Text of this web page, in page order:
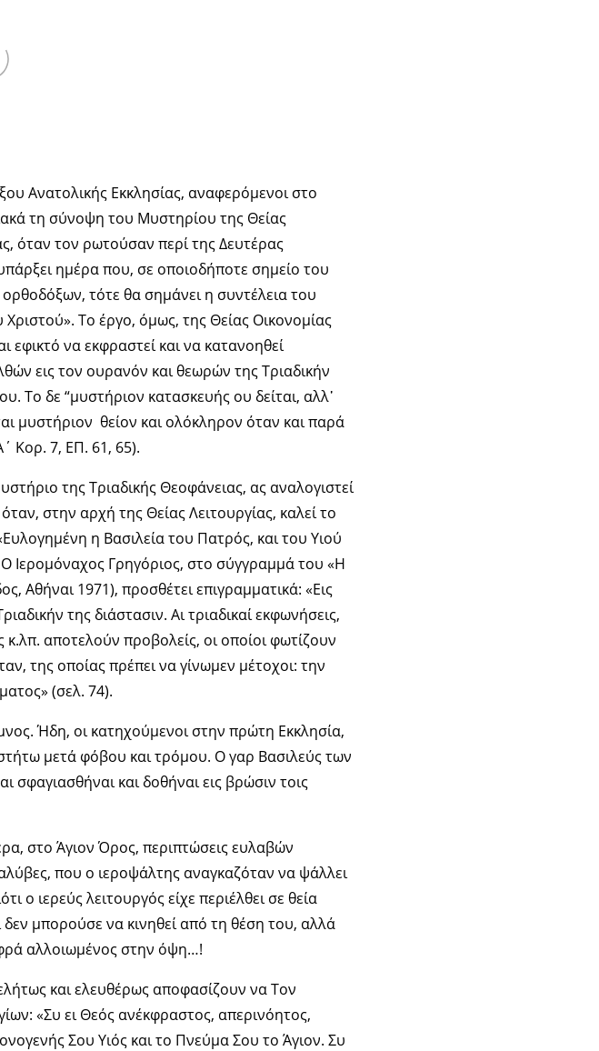
Ανατολικής Εκκλησίας, αναφερόμενοι στο
τη σύνοψη του Μυστηρίου της Θείας
όταν τον ρωτούσαν περί της Δευτέρας
ημέρα που, σε οποιοδήποτε σημείο του
τότε θα σημάνει η συντέλεια του
Το έργο, όμως, της Θείας Οικονομίας
εφικτό να εκφραστεί και να κατανοηθεί
εις τον ουρανόν και θεωρών της Τριαδικήν
Το δε “μυστήριον κατασκευής ου δείται, αλλ᾿
μυστήριον θείον και ολόκληρον όταν και παρά
Κορ. 7, ΕΠ. 61, 65).
της Τριαδικής Θεοφάνειας, ας αναλογιστεί
στην αρχή της Θείας Λειτουργίας, καλεί το
η Βασιλεία του Πατρός, και του Υιού
Ιερομόναχος Γρηγόριος, στο σύγγραμμά του «Η
Αθήναι 1971), προσθέτει επιγραμματικά: «Εις
της διάστασιν. Αι τριαδικαί εκφωνήσεις,
κ.λπ. αποτελούν προβολείς, οι οποίοι φωτίζουν
της οποίας πρέπει να γίνωμεν μέτοχοι: την
(σελ. 74).
Ήδη, οι κατηχούμενοι στην πρώτη Εκκλησία,
μετά φόβου και τρόμου. Ο γαρ Βασιλεύς των
σφαγιασθήναι και δοθήναι εις βρώσιν τοις
στο Άγιον Όρος, περιπτώσεις ευλαβών
που ο ιεροψάλτης αναγκαζόταν να ψάλλει
ο ιερεύς λειτουργός είχε περιέλθει σε θεία
μπορούσε να κινηθεί από τη θέση του, αλλά
αλλοιωμένος στην όψη…!
και ελευθέρως αποφασίζουν να Τον
«Συ ει Θεός ανέκφραστος, απερινόητος,
Σου Υιός και το Πνεύμα Σου το Άγιον. Συ